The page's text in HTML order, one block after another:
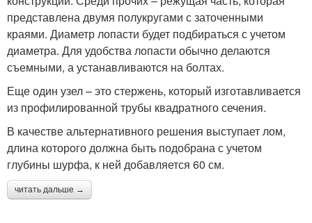
представлена двумя полукругами с заточенными
краями. Диаметр лопасти будет подбираться с учетом
диаметра. Для удобства лопасти обычно делаются
съемными, а устанавливаются на болтах.
Еще один узел – это стержень, который изготавливается
из профилированной трубы квадратного сечения.
В качестве альтернативного решения выступает лом,
длина которого должна быть подобрана с учетом
глубины шурфа, к ней добавляется 60 см.
читать дальше →